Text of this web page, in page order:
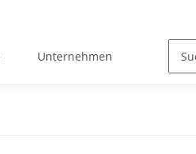
Unternehmen